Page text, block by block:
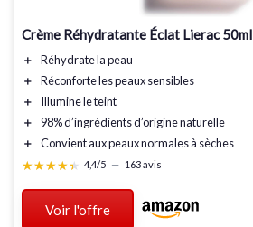
Crème Réhydratante Éclat Lierac 50ml
＋ Réhydratela peau
＋
Réconforteles peaux sensibles
＋
Illuminele teint
＋
98%d’ingrédients d’origine naturelle
＋
Convient aux peaux normales à sèches
★★★★★
★★★★★ 4,4/5 — 163 avis
Voir l'offre